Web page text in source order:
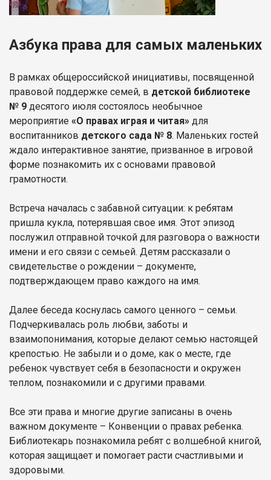
Азбука права для самых маленьких
В рамках общероссийской инициативы, посвященной
правовой поддержке семей, в детской библиотеке
№ 9 десятого июля состоялось необычное
мероприятие «О правах играя и читая» для
воспитанников детского сада № 8. Маленьких гостей
ждало интерактивное занятие, призванное в игровой
форме познакомить их с основами правовой
грамотности.
Встреча началась с забавной ситуации: к ребятам
пришла кукла, потерявшая свое имя. Этот эпизод
послужил отправной точкой для разговора о важности
имени и его связи с семьей. Детям рассказали о
свидетельстве о рождении – документе,
подтверждающем право каждого на имя.
Далее беседа коснулась самого ценного – семьи.
Подчеркивалась роль любви, заботы и
взаимопонимания, которые делают семью настоящей
крепостью. Не забыли и о доме, как о месте, где
ребенок чувствует себя в безопасности и окружен
теплом, познакомили и с другими правами.
Все эти права и многие другие записаны в очень
важном документе – Конвенции о правах ребенка.
Библиотекарь познакомила ребят с волшебной книгой,
которая защищает и помогает расти счастливыми и
здоровыми.